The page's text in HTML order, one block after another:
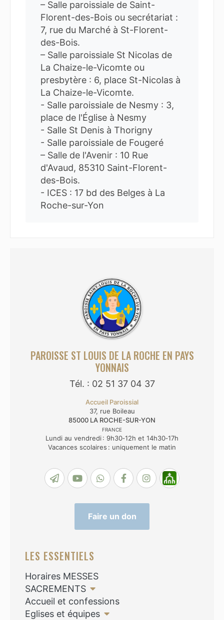
PAROISSE ST LOUIS DE LA ROCHE EN PAYS
YONNAIS
Tél. : 02 51 37 04 37
Accueil Paroissial
37, rue Boileau
85000 LA ROCHE-SUR-YON
FRANCE
Lundi au vendredi : 9h30‑12h et 14h30‑17h
Vacances scolaires : uniquement le matin
Faire un don
LES ESSENTIELS
Horaires MESSES
SACREMENTS
Accueil et confessions
Eglises et équipes
– Salle paroissiale de Saint-
Florent-des-Bois ou secrétariat :
7, rue du Marché à St-Florent-
des-Bois.
– Salle paroissiale St Nicolas de
La Chaize-le-Vicomte ou
presbytère : 6, place St-Nicolas à
La Chaize-le-Vicomte.
- Salle paroissiale de Nesmy : 3,
place de l'Église à Nesmy
- Salle St Denis à Thorigny
- Salle paroissiale de Fougeré
– Salle de l'Avenir : 10 Rue
d'Avaud, 85310 Saint-Florent-
des-Bois.
- ICES : 17 bd des Belges à La
Roche-sur-Yon